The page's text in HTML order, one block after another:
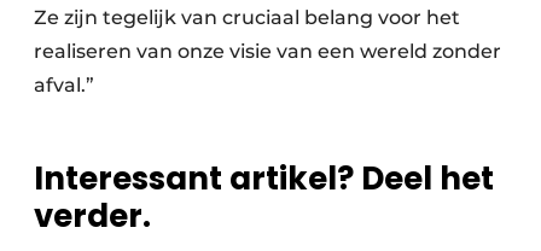
Ze zijn tegelijk van cruciaal belang voor het
realiseren van onze visie van een wereld zonder
afval.”
Interessant artikel? Deel het
verder.